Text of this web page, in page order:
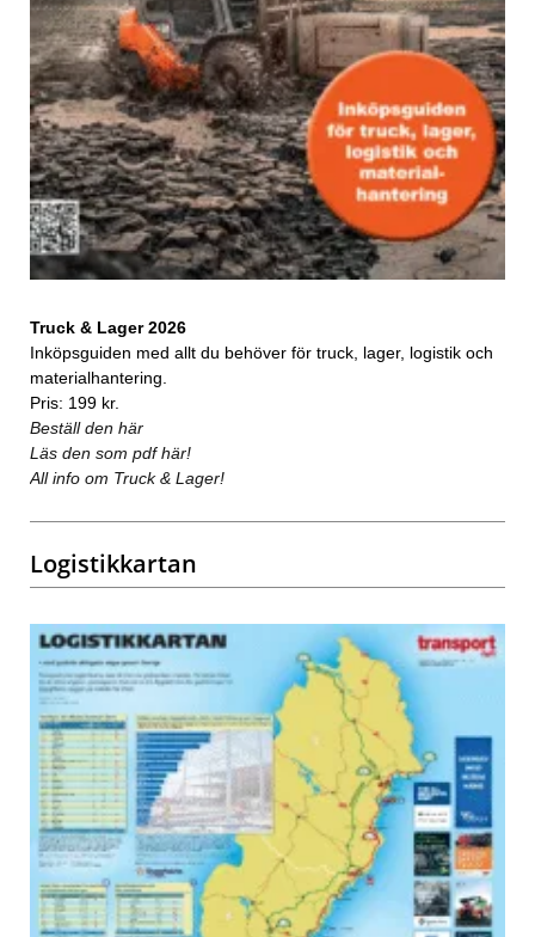
Truck & Lager 2026
Inköpsguiden med allt du behöver för truck, lager, logistik och
materialhantering.
Pris: 199 kr.
Beställ den här
Läs den som pdf här!
All info om Truck & Lager!
Logistikkartan